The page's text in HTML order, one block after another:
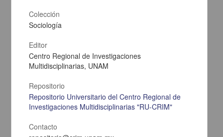
Imaginar futuros: la temporalidad del ganarse la vida en el Valle del
Mezquital
Contreras Román, Raúl Hernán - Centro de Investigaciones
Interdisciplinarias en Ciencias y Humanidades, UNAM
Artes y Humanidades,Ciencias Sociales y Económicas
Colección
Sociología
Editor
Centro Regional de Investigaciones
Multidisciplinarias, UNAM
Repositorio
Repositorio Universitario del Centro Regional de
Investigaciones Multidisciplinarias "RU-CRIM"
Contacto